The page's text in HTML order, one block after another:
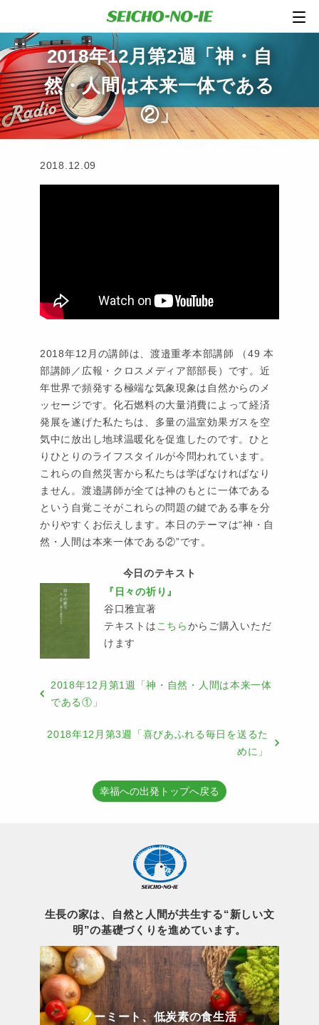
2018年12月第2週「神・自
然・人間は本来一体である
②」
2018.12.09
2018年12月の講師は、渡邉重孝本部講師 （49 本
部講師／広報・クロスメディア部部長）です。近
年世界で頻発する極端な気象現象は自然からのメ
ッセージです。化石燃料の大量消費によって経済
発展を遂げた私たちは、多量の温室効果ガスを空
気中に放出し地球温暖化を促進したのです。ひと
りひとりのライフスタイルが今問われています。
これらの自然災害から私たちは学ばなければなり
ません。渡邉講師が全ては神のもとに一体である
という自覚こそがこれらの問題の鍵である事を分
かりやすくお伝えします。本日のテーマは“神・自
然・人間は本来一体である②”です。
今日のテキスト
『日々の祈り』
谷口雅宣著
テキストは こちらからご購入いただ
けます
2018年12月第1週「神・自然・人間は本来一体
である①」
2018年12月第3週「喜びあふれる毎日を送るた
めに」
幸福への出発トップへ戻る
生長の家は、自然と人間が共生する“新しい文
明”の基礎づくりを進めています。
ノーミート、低炭素の食生活